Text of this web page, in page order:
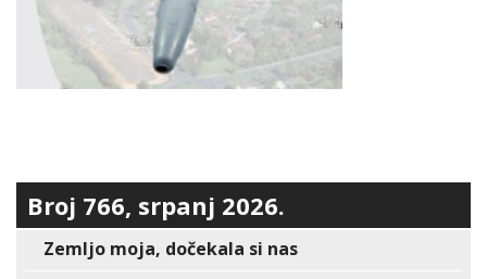
Broj 766, srpanj 2026.
Zemljo moja, dočekala si nas